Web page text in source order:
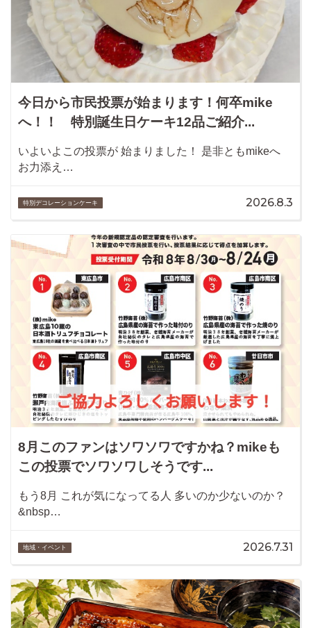
今日から市民投票が始まります！何卒mike
へ！！ 特別誕生日ケーキ12品ご紹介...
いよいよこの投票が 始まりました！ 是非ともmikeへ
お力添え…
特別デコレーションケーキ 2026.8.3
8月このファンはソワソワですかね？mikeも
この投票でソワソワしそうです...
もう8月 これが気になってる人 多いのか少ないのか？
&nbsp…
地域・イベント 2026.7.31